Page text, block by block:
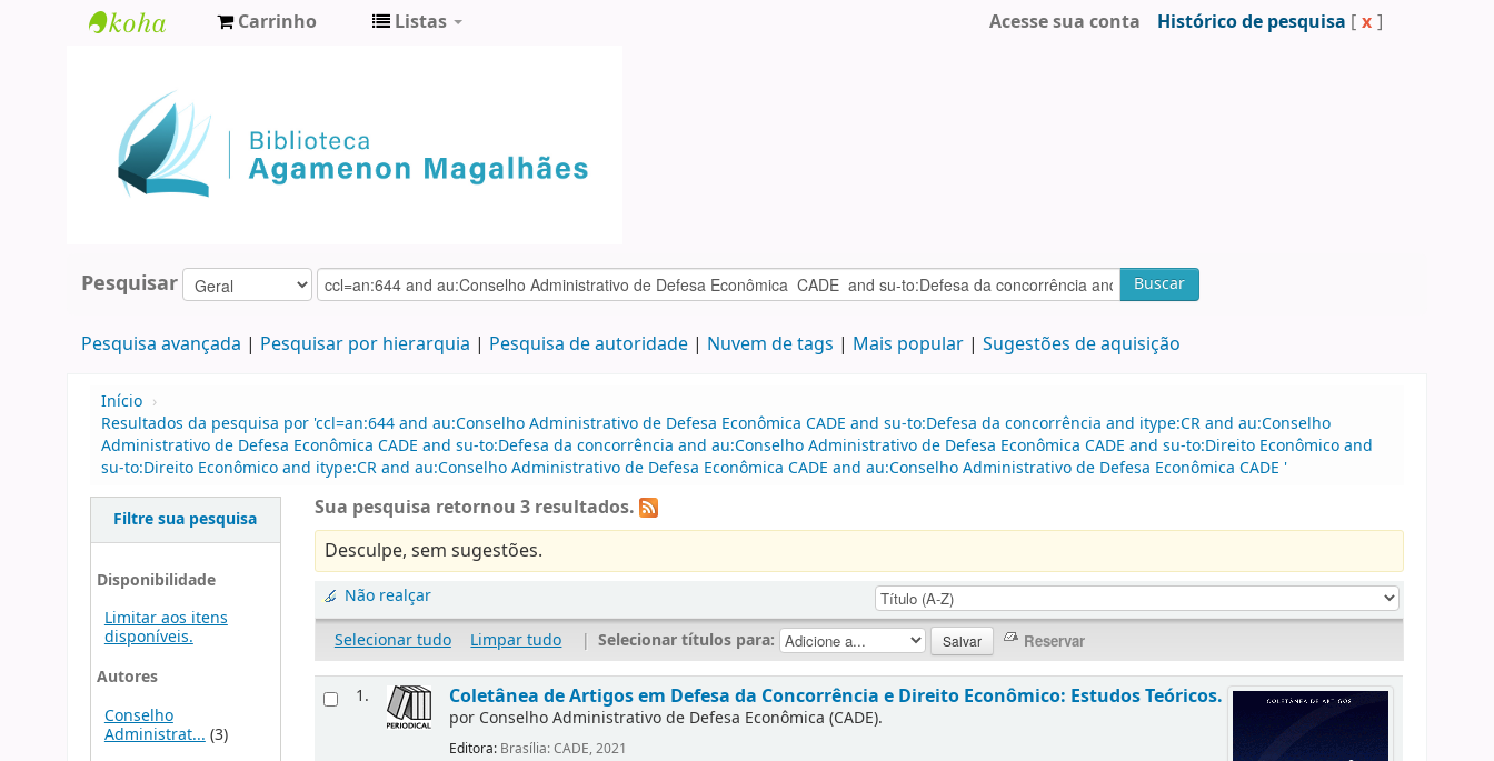
Agamenon
Magalhães
Carrinho Listas Acesse sua conta Histórico de pesquisa [ x ]
Pesquisar Buscar
Pesquisa avançada Pesquisar por hierarquia Pesquisa de autoridade Nuvem de tags Mais popular Sugestões de aquisição
Início ›
Resultados da pesquisa por 'ccl=an:644 and au:Conselho Administrativo de Defesa Econômica CADE and su-to:Defesa da concorrência and itype:CR and au:Conselho
Administrativo de Defesa Econômica CADE and su-to:Defesa da concorrência and au:Conselho Administrativo de Defesa Econômica CADE and su-to:Direito Econômico and
su-to:Direito Econômico and itype:CR and au:Conselho Administrativo de Defesa Econômica CADE and au:Conselho Administrativo de Defesa Econômica CADE '
Filtre sua pesquisa
Disponibilidade
Limitar aos itens
disponíveis.
Autores
Conselho
Administrat... (3)
Sua pesquisa retornou 3 resultados.
Desculpe, sem sugestões.
Não realçar
Selecionar tudo
Limpar tudo | Selecionar títulos para:
1. Coletânea de Artigos em Defesa da Concorrência e Direito Econômico: Estudos Teóricos.
por Conselho Administrativo de Defesa Econômica (CADE).
Editora: Brasília: CADE, 2021